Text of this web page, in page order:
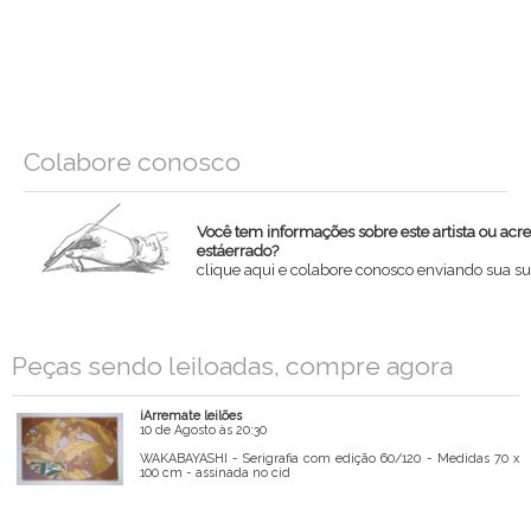
Colabore conosco
Você tem informações sobre este artista ou
estáerrado?
clique aqui e colabore conosco enviando sua
Mensagem
Peças sendo leiloadas, compre agora
iArremate leilões
10 de Agosto às 20:30
WAKABAYASHI - Serigrafia com edição 60/120 - Medidas 70 x
100 cm - assinada no cid